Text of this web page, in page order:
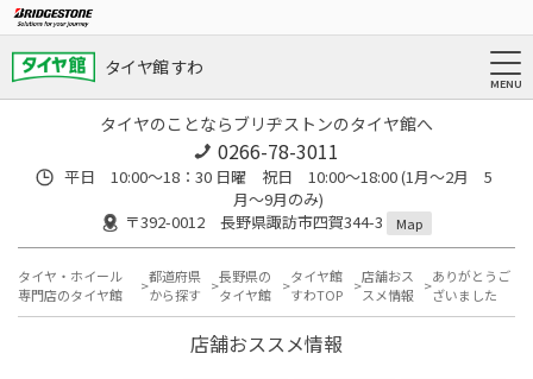
タイヤ館 すわ
タイヤのことならブリヂストンのタイヤ館へ
0266-78-3011
平日 10:00〜18：30 日曜 祝日 10:00〜18:00 (1月〜2月 5
月〜9月のみ)
〒392-0012 長野県諏訪市四賀344-3
Map
タイヤ・ホイール
専門店のタイヤ館
都道府県
から探す
長野県の
タイヤ館
タイヤ館
すわTOP
店舗おス
スメ情報
ありがとうご
ざいました
店舗おススメ情報